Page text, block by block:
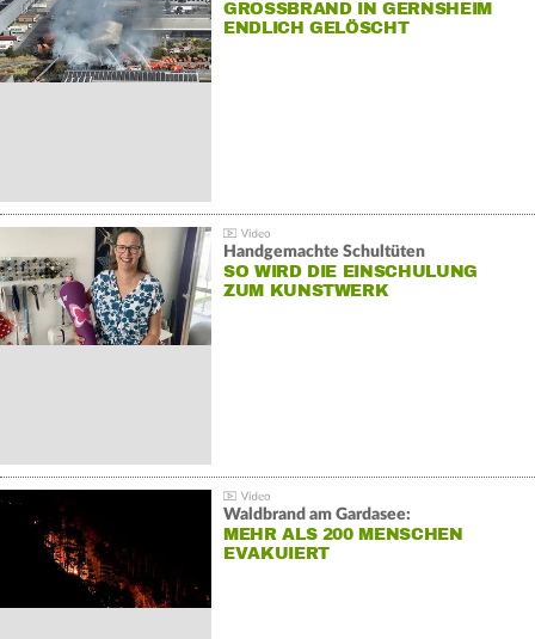
GROSSBRAND IN GERNSHEIM E
NDLICH GELÖSCHT
Handgemachte Schultüten
SO WIRD DIE EINSCHULUNG
ZUM KUNSTWERK
Waldbrand am Gardasee:
MEHR ALS 200 MENSCHEN
EVAKUIERT